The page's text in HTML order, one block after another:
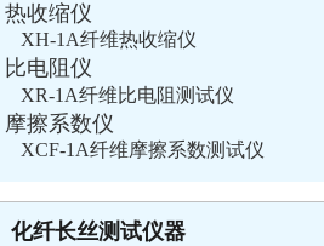
热收缩仪
XH-1A纤维热收缩仪
比电阻仪
XR-1A纤维比电阻测试仪
摩擦系数仪
XCF-1A纤维摩擦系数测试仪
化纤长丝测试仪器